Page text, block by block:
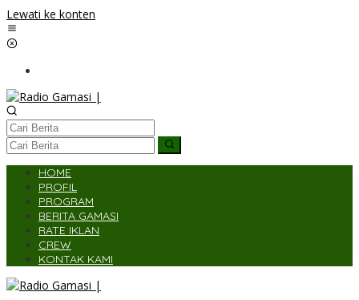
Lewati ke konten
HOME
PROFIL
PROGRAM
BERITA GAMASI
RATE IKLAN
CREW
KONTAK KAMI